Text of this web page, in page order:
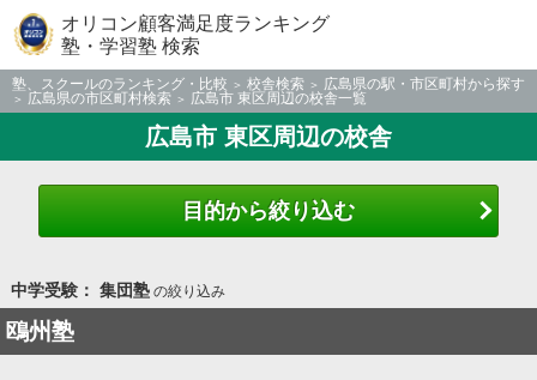
オリコン顧客満足度ランキング
塾・学習塾 検索
塾、スクールのランキング・比較 校舎検索
広島県の駅・市区町村から探す
広島県の市区町村検索
広島市 東区周辺の校舎一覧
広島市 東区周辺の校舎
目的から絞り込む
中学受験： 集団塾の絞り込み
鴎州塾